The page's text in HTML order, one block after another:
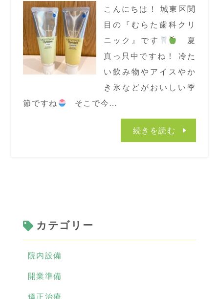
こんにちは！ 城東区関
目の『むらた歯科クリ
ニック』です
夏
真っ只中ですね！ 冷た
い飲み物やアイスやか
き氷などがおいしい季
節ですね
そこで今…
続きを読む
カテゴリー
院内設備
開業準備
矯正治療